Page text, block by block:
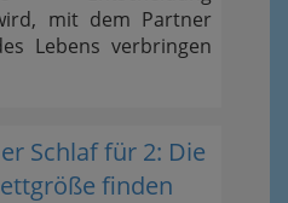
mit dem Partner
Lebens verbringen
Schlaf für 2: Die
finden